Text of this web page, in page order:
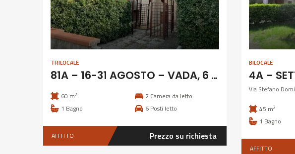
TRILOCALE
81A – 16-31 AGOSTO – VADA, 6 POSTI ZONA PIETRA BIANCA
60 m2 2 Camera da letto
1 Bagno 6 Posti letto
AFFITTO Prezzo su richiesta
BILOCALE
Via Stefano
45 m2
1 Bagno
AFFITTO